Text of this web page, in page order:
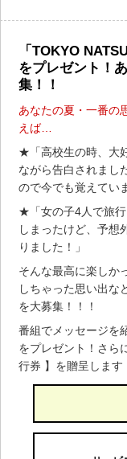
「TOKYO
をプレゼント！
集！！
あなたの夏・一番の
えば…
★「高校生の時、大
ながら告白されまし
ので今でも覚えてい
★「女の子4人で旅
しまったけど、予想
りました！」
そんな最高に楽しか
しちゃった思い出な
を大募集！！！
番組でメッセージを
をプレゼント！さら
行券 】を贈呈します